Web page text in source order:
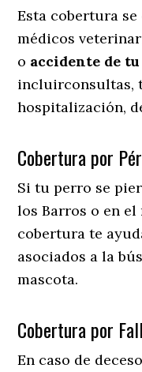
Esta cobertura
médicos
o accidente de tu
incluirconsultas,
hospitalización,
Cobertura por
Si tu perro se
los Barros o en el
cobertura te
asociados a la
mascota.
Cobertura por
En caso de